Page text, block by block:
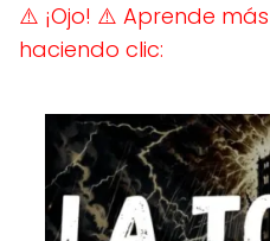
⚠️ ¡Ojo! ⚠️ Aprende
haciendo clic: